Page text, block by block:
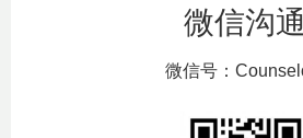
微信沟通
微信号：